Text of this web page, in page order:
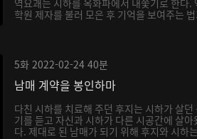
역요괘는 시하를 옥화파에서 내쫓기로 한다.
학원 제자를 불러 모은 후 기억을 보여주는
5화 2022-02-24 40분
남매 계약을 봉인하마
다친 시하를 치료해 주던 후지는 시하가 살
기를 듣고 자신과 시하가 다른 시공간에 살아
다. 제대로 된 남매가 되기 위해 후지와 시하